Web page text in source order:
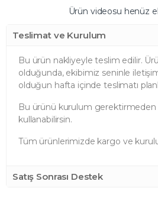
Ürün videosu henüz
Teslimat ve Kurulum
Bu ürün nakliyeyle teslim edilir.
olduğunda, ekibimiz seninle
olduğun hafta içinde teslimatı
Bu ürünü kurulum gerektirmeden
kullanabilirsin.
Tüm ürünlerimizde kargo ve
Satış Sonrası Destek